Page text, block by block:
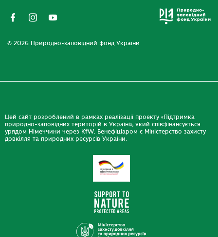
© 2026 Природно-заповідний фонд України
Цей сайт розроблений в рамках реалізації проекту «Підтримка
природно-заповідних територій в Україні», який співфінансується
урядом Німеччини через KfW. Бенефіціаром є Міністерство захисту
довкілля та природних ресурсів України.